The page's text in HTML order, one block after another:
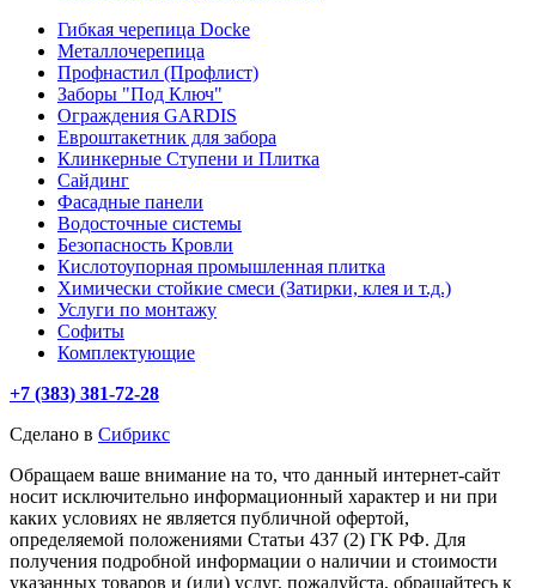
Гибкая черепица Docke
Металлочерепица
Профнастил (Профлист)
Заборы "Под Ключ"
Ограждения GARDIS
Евроштакетник для забора
Клинкерные Ступени и Плитка
Сайдинг
Фасадные панели
Водосточные системы
Безопасность Кровли
Кислотоупорная промышленная плитка
Химически стойкие смеси (Затирки, клея и т.д.)
Услуги по монтажу
Софиты
Комплектующие
+7 (383) 381-72-28
Сделано в Сибрикс
Обращаем ваше внимание на то, что данный интернет-сайт
носит исключительно информационный характер и ни при
каких условиях не является публичной офертой,
определяемой положениями Статьи 437 (2) ГК РФ. Для
получения подробной информации о наличии и стоимости
указанных товаров и (или) услуг, пожалуйста, обращайтесь к